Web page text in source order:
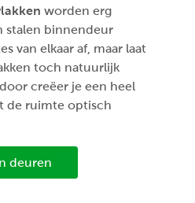
worden erg
stalen binnendeur
van elkaar af, maar laat
toch natuurlijk
creëer je een heel
de ruimte optisch
deuren